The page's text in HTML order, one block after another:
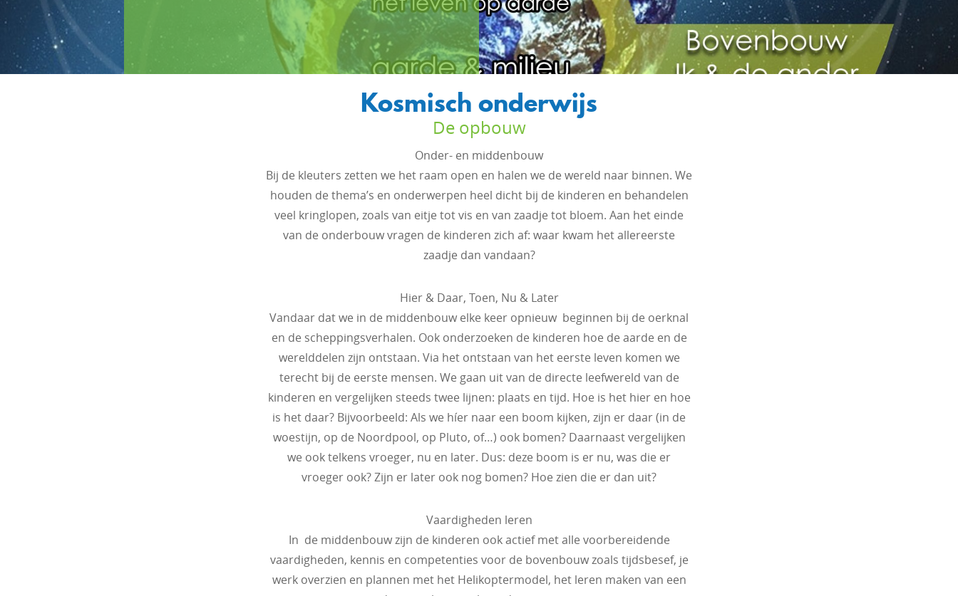
Kosmisch onderwijs
De opbouw
Onder- en middenbouw
Bij de kleuters zetten we het raam open en halen we de wereld naar binnen. We
houden de thema’s en onderwerpen heel dicht bij de kinderen en behandelen
veel kringlopen, zoals van eitje tot vis en van zaadje tot bloem. Aan het einde
van de onderbouw vragen de kinderen zich af: waar kwam het allereerste
zaadje dan vandaan?
Hier & Daar, Toen, Nu & Later
Vandaar dat we in de middenbouw elke keer opnieuw beginnen bij de oerknal
en de scheppingsverhalen. Ook onderzoeken de kinderen hoe de aarde en de
werelddelen zijn ontstaan. Via het ontstaan van het eerste leven komen we
terecht bij de eerste mensen. We gaan uit van de directe leefwereld van de
kinderen en vergelijken steeds twee lijnen: plaats en tijd. Hoe is het hier en hoe
is het daar? Bijvoorbeeld: Als we híer naar een boom kijken, zijn er daar (in de
woestijn, op de Noordpool, op Pluto, of…) ook bomen? Daarnaast vergelijken
we ook telkens vroeger, nu en later. Dus: deze boom is er nu, was die er
vroeger ook? Zijn er later ook nog bomen? Hoe zien die er dan uit?
Vaardigheden leren
In de middenbouw zijn de kinderen ook actief met alle voorbereidende
vaardigheden, kennis en competenties voor de bovenbouw zoals tijdsbesef, je
werk overzien en plannen met het Helikoptermodel, het leren maken van een